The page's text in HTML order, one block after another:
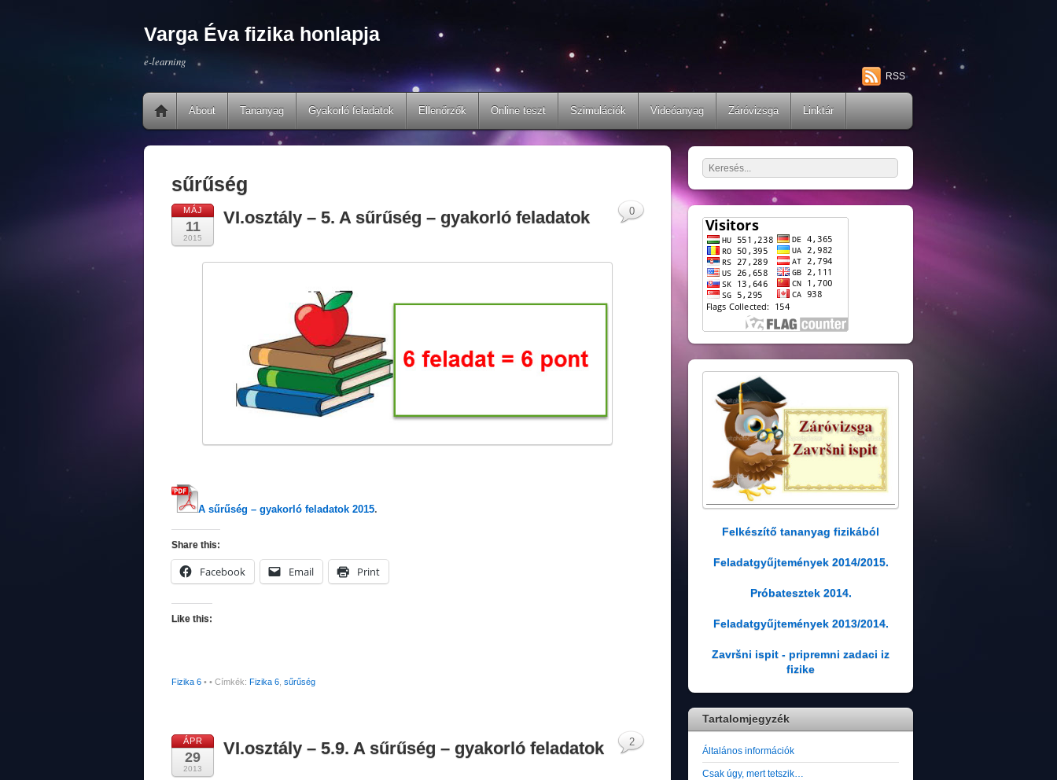
Varga Éva fizika honlapja
e-learning
RSS
About Tananyag Gyakorló feladatok Ellenőrzők Online teszt Szimulációk Videóanyag Záróvizsga Linktár
sűrűség
MÁJ
11
2015
VI.osztály – 5. A sűrűség – gyakorló feladatok
A sűrűség – gyakorló feladatok 2015.
Share this:
Facebook Email Print
Like this:
Fizika 6 •
0
• Címkék: Fizika 6 sűrűség
ÁPR
29
2013
VI.osztály – 5.9. A sűrűség – gyakorló feladatok 2
Felkészítő tananyag fizikából
Feladatgyűjtemények 2014/2015.
Próbatesztek 2014.
Feladatgyűjtemények 2013/2014.
Završni ispit - pripremni zadaci iz
fizike
Tartalomjegyzék
Általános információk
Csak úgy, mert tetszik…